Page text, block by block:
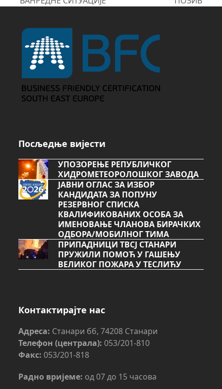
Посљедње вијести
УПОЗОРЕЊЕ РЕПУБЛИЧКОГ
ХИДРОМЕТЕОРОЛОШКОГ ЗАВОДА
ЈАВНИ ОГЛАС ЗА ИЗБОР
КАНДИДАТА ЗА ПОПУНУ
РЕЗЕРВНОГ СПИСКА
КВАЛИФИКОВАНИХ ОСОБА ЗА
ИМЕНОВАЊЕ ЧЛАНОВА БИРАЧКИХ
ОДБОРА/МОБИЛНОГ ТИМА
ПРИПАДНИЦИ ТВСЈ СТАНАРИ
ПРУЖИЛИ ПОМОЋ У ГАШЕЊУ
ВЕЛИКОГ ПОЖАРА У ТЕСЛИЋУ
Контактирајте нас
Адреса: Станари бб, 74208 Станари
Телефон (централа): 053/201-810
Факс: 053/201-818
Радно вријеме: од 07 до 15 часова